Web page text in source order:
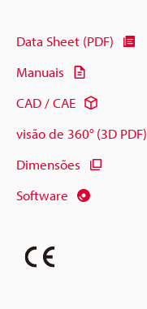
Data Sheet (PDF)
Manuais
CAD / CAE
visão de 360° (3D PDF)
Dimensões
Software